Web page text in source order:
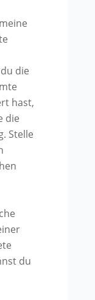
die
hast,
die
Stelle
du